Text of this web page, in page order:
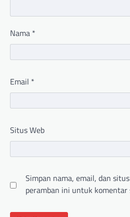
Nama *
Email *
Situs Web
Simpan nama, email, dan
peramban ini untuk